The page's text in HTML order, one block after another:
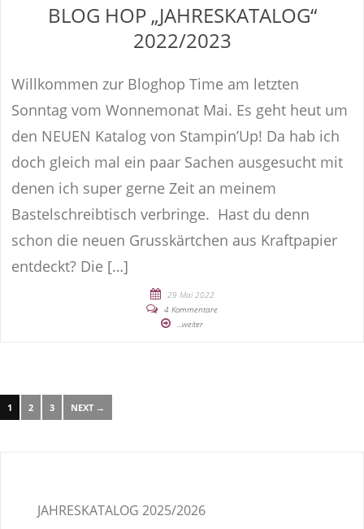
BLOG HOP „JAHRESKATALOG“
2022/2023
Willkommen zur Bloghop Time am letzten
Sonntag vom Wonnemonat Mai. Es geht heut um
den NEUEN Katalog von Stampin’Up! Da hab ich
doch gleich mal ein paar Sachen ausgesucht mit
denen ich super gerne Zeit an meinem
Bastelschreibtisch verbringe. Hast du denn
schon die neuen Grusskärtchen aus Kraftpapier
entdeckt? Die […]
29 Mai 2022
4 Kommentare
...weiter
1 2 3 NEXT →
JAHRESKATALOG 2025/2026